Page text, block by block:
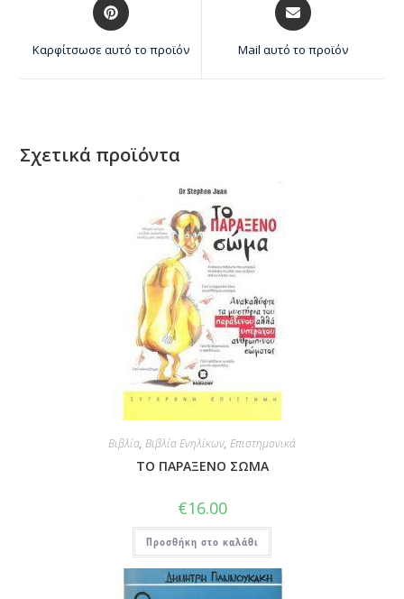
Καρφίτσωσε αυτό το προϊόν Mail αυτό το προϊόν
Σχετικά προϊόντα
Βιβλία, Βιβλία Ενηλίκων, Επιστημονικά
ΤΟ ΠΑΡΑΞΕΝΟ ΣΩΜΑ
€16.00
Προσθήκη στο καλάθι